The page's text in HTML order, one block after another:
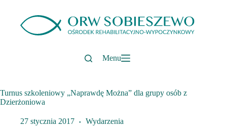
Menu
Turnus szkoleniowy „Naprawdę Można” dla grupy osób z
Dzierżoniowa
27 stycznia 2017 Wydarzenia